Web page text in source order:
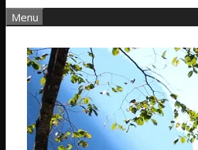
Menu